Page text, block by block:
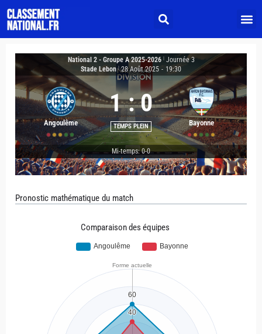
National 2 - Groupe A 2025-2026
Journée 3
Stade Lebon | 28 Août 2025 - 19:30
Angoulême
1 : 0
TEMPS PLEIN Bayonne
Mi-temps: 0-0
Pronostic mathématique du match
Comparaison des équipes